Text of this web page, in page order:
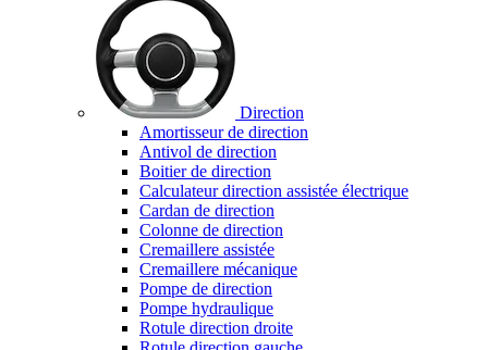
Direction
Amortisseur de direction
Antivol de direction
Boitier de direction
Calculateur direction assistée électrique
Cardan de direction
Colonne de direction
Cremaillere assistée
Cremaillere mécanique
Pompe de direction
Pompe hydraulique
Rotule direction droite